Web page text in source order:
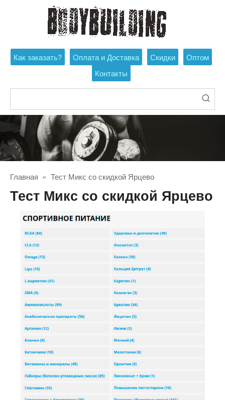
Как заказать? Оплата и Доставка Скидки
Оптом
Контакты
Главная » Тест Микс со скидкой Ярцево
Тест Микс со скидкой Ярцево